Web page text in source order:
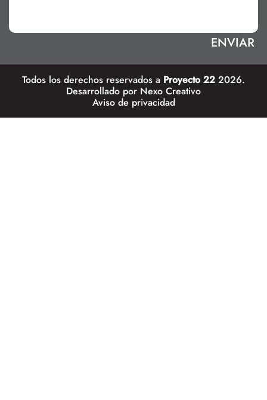
Todos los derechos reservados a Proyecto 22 2026.
Desarrollado por Nexo Creativo
Aviso de privacidad